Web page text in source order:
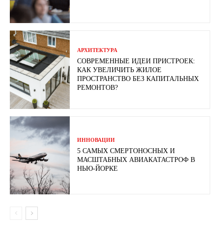
АРХИТЕКТУРА
СОВРЕМЕННЫЕ ИДЕИ ПРИСТРОЕК:
КАК УВЕЛИЧИТЬ ЖИЛОЕ
ПРОСТРАНСТВО БЕЗ КАПИТАЛЬНЫХ
РЕМОНТОВ?
ИННОВАЦИИ
5 САМЫХ СМЕРТОНОСНЫХ И
МАСШТАБНЫХ АВИАКАТАСТРОФ В
НЬЮ-ЙОРКЕ